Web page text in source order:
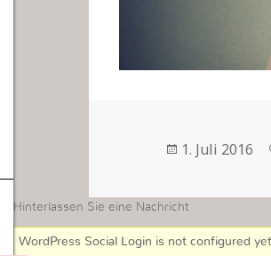
1. Juli 2016
Hinterlassen Sie eine Nachricht
WordPress Social Login is not configured yet